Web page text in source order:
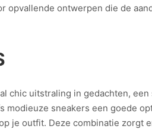
opvallende ontwerpen die de
chic uitstraling in gedachten,
sneakers een goede
je outfit. Deze combinatie